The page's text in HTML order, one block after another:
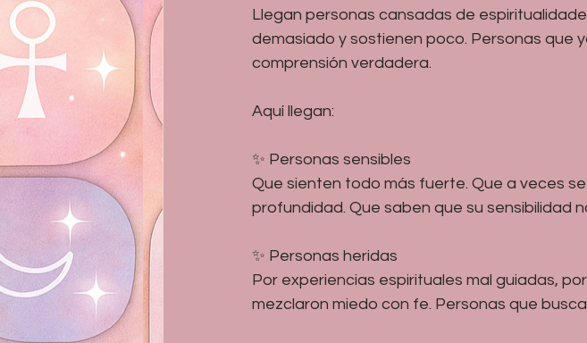
Llegan personas cansadas de
demasiado y sostienen poco. Personas que
comprensión verdadera.
Aquí llegan:
✨ Personas sensibles
Que sienten todo más fuerte. Que a veces
profundidad. Que saben que su sensibilidad
✨ Personas heridas
Por experiencias espirituales mal guiadas,
mezclaron miedo con fe. Personas que